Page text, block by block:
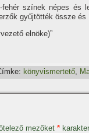
szí­nek népes és
gyűjtötték össze és
elnöke)”
könyvismertető,
mezőket *